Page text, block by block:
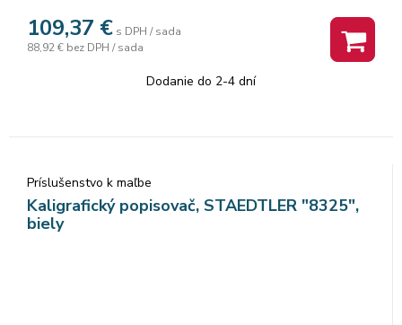
109,37 € s DPH / sada
88,92 € bez DPH / sada
Dodanie do 2-4 dní
Príslušenstvo k maľbe
Kaligrafický popisovač, STAEDTLER "8325",
biely